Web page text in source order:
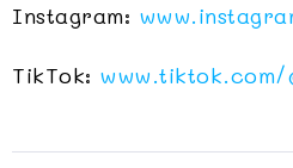
Instagram:
TikTok: www.tiktok.com/